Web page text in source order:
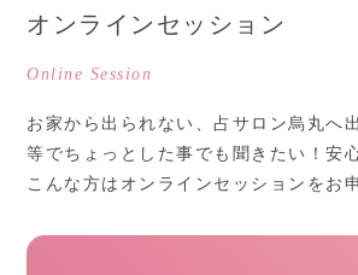
オンラインセッション
Online Session
お家から出られない、占サロン烏丸へ
等でちょっとした事でも聞きたい！安
こんな方はオンラインセッションをお